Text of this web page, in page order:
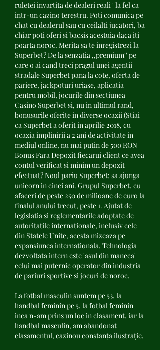
ruletei invartita de dealeri reali ' la fel ca
intr-un cazino terestru. Poti comunica pe
chat cu dealerul sau cu ceilalti jucatori, ba
chiar poti oferi si bacsis acestuia daca iti
poarta noroc. Merita sa te inregistrezi la
Superbet? De la senzatia ,,premium'' pe
care o ai cand treci pragul unei agentii
stradale Superbet pana la cote, oferta de
pariere, jackpoturi uriase, aplicatia
pentru mobil, jocurile din sectiunea
Casino Superbet si, nu in ultimul rand,
bonusurile oferite in diverse ocazii (Stiai
ca Superbet a oferit in aprilie 2018, cu
ocazia implinirii a 2 ani de activitate in
mediul online, nu mai putin de 500 RON
Bonus Fara Depozit fiecarui client ce avea
contul verificat si minim un depozit
efectuat? Noul pariu Superbet: sa ajunga
unicorn in cinci ani. Grupul Superbet, cu
afaceri de peste 250 de milioane de euro la
finalul anului trecut, peste 1. Ajutat de
legislatia si reglementarile adoptate de
autoritatile internationale, inclusiv cele
din Statele Unite, acesta mizeaza pe
expansiunea internationala. Tehnologia
dezvoltata intern este 'asul din maneca'
celui mai puternic operator din industria
de pariuri sportive si jocuri de noroc.
La fotbal masculin suntem pe 53, la
handbal feminin pe 5, la fotbal feminin
inca n-am prins un loc in clasament, iar la
handbal masculin, am abandonat
clasamentul, cazinou constanța ilustrație.